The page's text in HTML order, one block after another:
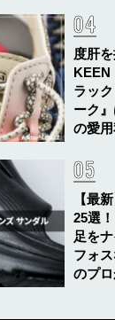
度肝
KEEN
ラッ
ーク
の愛
【最
25選
足を
フォ
のプロ